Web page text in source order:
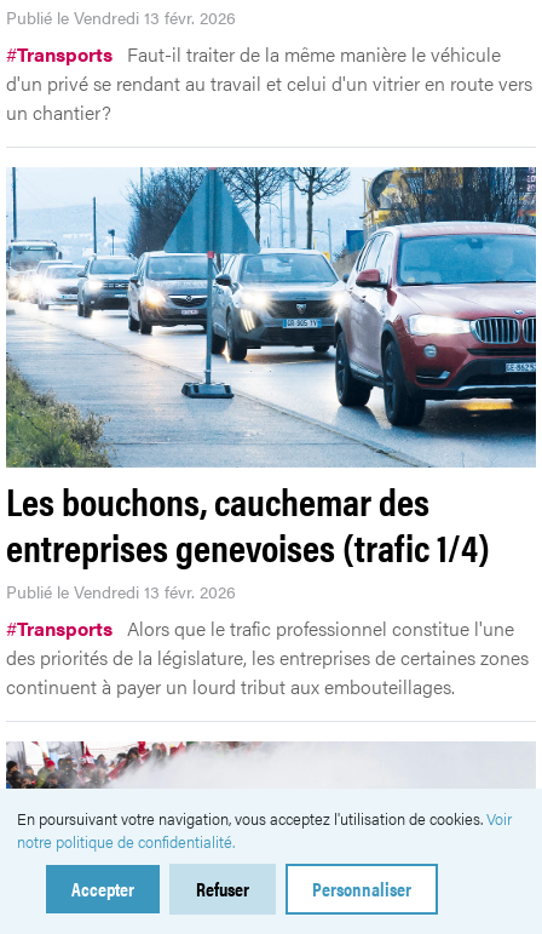
Publié le Vendredi 13 févr. 2026
#Transports Faut-il traiter de la même manière le véhicule
d'un privé se rendant au travail et celui d'un vitrier en route vers
un chantier?
Les bouchons, cauchemar des
entreprises genevoises (trafic 1/4)
Publié le Vendredi 13 févr. 2026
#Transports Alors que le trafic professionnel constitue l'une
des priorités de la législature, les entreprises de certaines zones
continuent à payer un lourd tribut aux embouteillages.
En poursuivant votre navigation, vous acceptez l'utilisation de cookies.Voir
notre politique de confidentialité.
Accepter Refuser Personnaliser